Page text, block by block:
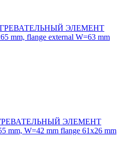
ЭЛЕМЕНТ
mm, flange external W=63 mm